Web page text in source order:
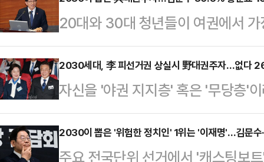
으로 무선 100% ARS 방식으로 조
핵소추안을 인용할 것이라고 생각
생각한다는 응답은 36.7%를 기록
로 살펴보면 △대구·경북
△인천·…
20대와 30대 청년들이 여권에서
부 장관을 꼽았다. 홍준표 대구광
2030세대에게 2번째로 높은 지지
세훈 서울특별시장도 지지율 각축
나타났다.데일리안이 여론조사 전
3~4일 100% 무선 ARS 방식으로
2030세대, 李 피선거권 상실시 野대권주자…없다
자신을 '야권 지지층' 혹은 '무당층'
명은 각종 혐의로 재판을 받고 있는
권 상실형을 선고 받아 조기 대선에
2030이 뽑은 '위험한 정치인' 1위는 '이재명'…김문수
주요 전국단위 선거에서 '캐스팅보